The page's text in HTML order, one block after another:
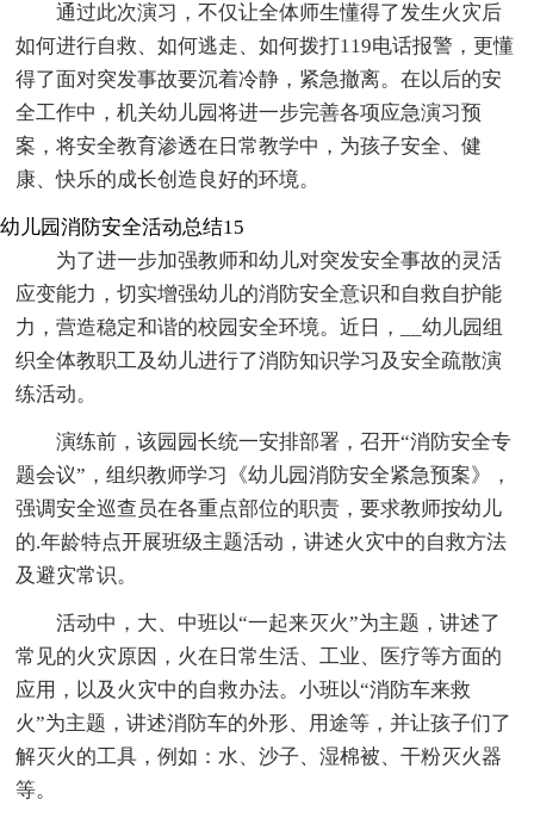
通过此次演习，不仅让全体师生懂得了发生火灾后
如何进行自救、如何逃走、如何拨打119电话报警，更懂
得了面对突发事故要沉着冷静，紧急撤离。在以后的安
全工作中，机关幼儿园将进一步完善各项应急演习预
案，将安全教育渗透在日常教学中，为孩子安全、健
康、快乐的成长创造良好的环境。
幼儿园消防安全活动总结15
为了进一步加强教师和幼儿对突发安全事故的灵活
应变能力，切实增强幼儿的消防安全意识和自救自护能
力，营造稳定和谐的校园安全环境。近日，__幼儿园组
织全体教职工及幼儿进行了消防知识学习及安全疏散演
练活动。
演练前，该园园长统一安排部署，召开“消防安全专
题会议”，组织教师学习《幼儿园消防安全紧急预案》，
强调安全巡查员在各重点部位的职责，要求教师按幼儿
的.年龄特点开展班级主题活动，讲述火灾中的自救方法
及避灾常识。
活动中，大、中班以“一起来灭火”为主题，讲述了
常见的火灾原因，火在日常生活、工业、医疗等方面的
应用，以及火灾中的自救办法。小班以“消防车来救
火”为主题，讲述消防车的外形、用途等，并让孩子们了
解灭火的工具，例如：水、沙子、湿棉被、干粉灭火器
等。